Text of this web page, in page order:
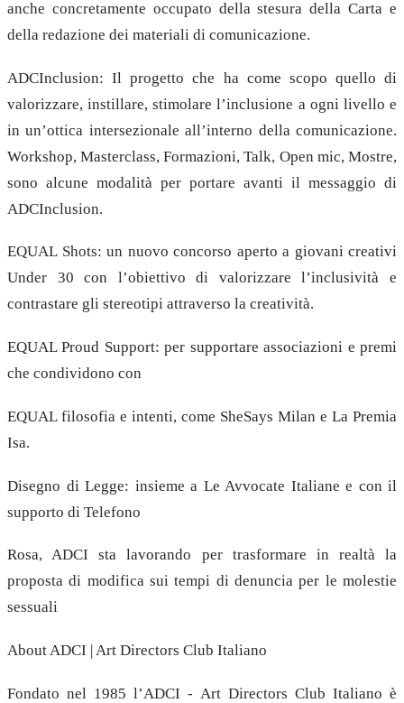
anche concretamente occupato della stesura della Carta e
della redazione dei materiali di comunicazione.
ADCInclusion: Il progetto che ha come scopo quello di
valorizzare, instillare, stimolare l’inclusione a ogni livello e
in un’ottica intersezionale all’interno della comunicazione.
Workshop, Masterclass, Formazioni, Talk, Open mic, Mostre,
sono alcune modalità per portare avanti il messaggio di
ADCInclusion.
EQUAL Shots: un nuovo concorso aperto a giovani creativi
Under 30 con l’obiettivo di valorizzare l’inclusività e
contrastare gli stereotipi attraverso la creatività.
EQUAL Proud Support: per supportare associazioni e premi
che condividono con
EQUAL filosofia e intenti, come SheSays Milan e La Premia
Isa.
Disegno di Legge: insieme a Le Avvocate Italiane e con il
supporto di Telefono
Rosa, ADCI sta lavorando per trasformare in realtà la
proposta di modifica sui tempi di denuncia per le molestie
sessuali
About ADCI | Art Directors Club Italiano
Fondato nel 1985 l’ADCI - Art Directors Club Italiano è